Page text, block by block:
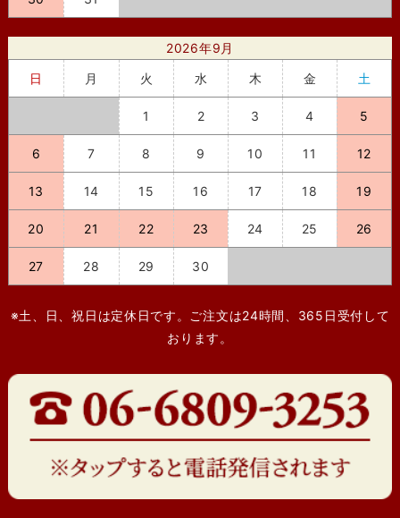
2026年9月
日
月 火 水 木 金 土
1 2 3 4 5
6 7 8 9 10 11 12
13 14 15 16 17 18 19
20 21 22 23 24 25 26
27 28 29 30
※土、日、祝日は定休日です。ご注文は24時間、365日受付して
おります。